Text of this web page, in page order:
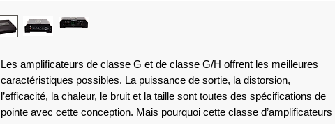
Les amplificateurs de classe G et de classe G/H offrent les meilleures
caractéristiques possibles. La puissance de sortie, la distorsion,
l’efficacité, la chaleur, le bruit et la taille sont toutes des spécifications de
pointe avec cette conception. Mais pourquoi cette classe d’amplificateurs